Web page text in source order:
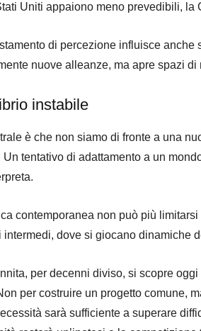
Uniti appaiono meno prevedibili, la
di percezione influisce
nuove alleanze, ma apre spazi di
instabile
è che non siamo di fronte a una
Un tentativo di adattamento a un
contemporanea non può più
dove si giocano dinamiche
per decenni diviso, si scopre
per costruire un progetto comune,
sarà sufficiente a superare